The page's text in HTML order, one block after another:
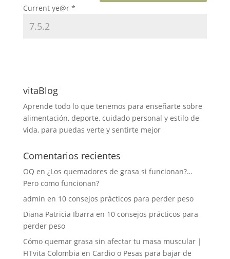
Current ye@r *
vitaBlog
Aprende todo lo que tenemos para enseñarte sobre
alimentación, deporte, cuidado personal y estilo de
vida, para puedas verte y sentirte mejor
Comentarios recientes
OQ en ¿Los quemadores de grasa si funcionan?…
Pero como funcionan?
admin en 10 consejos prácticos para perder peso
Diana Patricia Ibarra en 10 consejos prácticos para
perder peso
Cómo quemar grasa sin afectar tu masa muscular |
FITvita Colombia en Cardio o Pesas para bajar de